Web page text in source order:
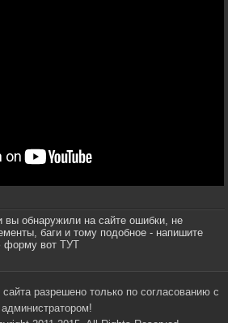
вы обнаружили на сайте ошибки, не
баги и тому подобное - напишите
форму вотТУТ
разрешено только по согласованию с
администратором!